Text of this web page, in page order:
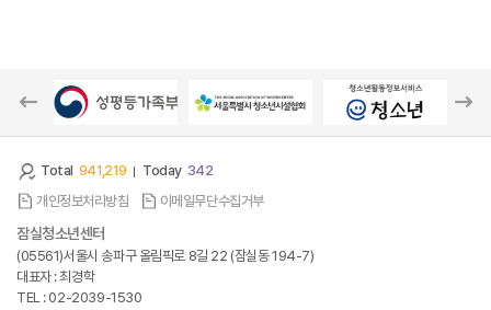
잠실청소년센터
(05561)서울시 송파구 올림픽로 8길 22 (잠실동 194-7)
대표자 : 최경학
TEL : 02-2039-1530
개인정보처리방침 이메일무단수집거부
Total 941,219 Today 342